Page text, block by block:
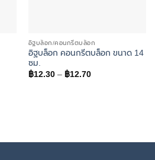
อิฐบล็อก/คอนกรีตบล็อก
อิฐบล็อก คอนกรีตบล็อก ขนาด 14
ซม.
฿12.30 – ฿12.70Price